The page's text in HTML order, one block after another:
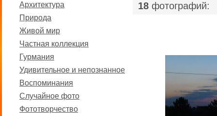
Архитектура
Природа
Живой мир
Частная коллекция
Гурмания
Удивительное и непознанное
Воспоминания
Случайное фото
Фототворчество
18 фотографий: